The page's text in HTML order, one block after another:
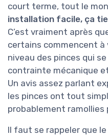
court terme, tout le
installation facile, ça
C’est vraiment après
certains commencent
niveau des pinces qui
contrainte mécanique
Un avis assez parlant
les pinces ont tout
probablement ramollies
Il faut se rappeler que